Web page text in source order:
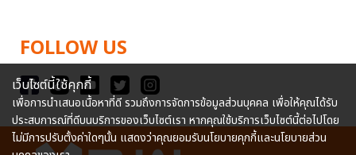
FOLLOW US
เว็บไซต์นี้ใช้คุกกี้
เพื่อการนำเสนอเนื้อหาที่ดี รวมถึงการจัดการข้อมูลส่วนบุคคล เพื่อให้คุณได้รับ
ประสบการณ์ที่ดีบนบริการของเว็บไซต์เรา หากคุณใช้บริการเว็บไซต์นี้ต่อไปโดย
ไม่มีการปรับตั้งค่าใดๆนั้น แสดงว่าคุณยอมรับนโยบายคุกกี้และนโยบายส่วน